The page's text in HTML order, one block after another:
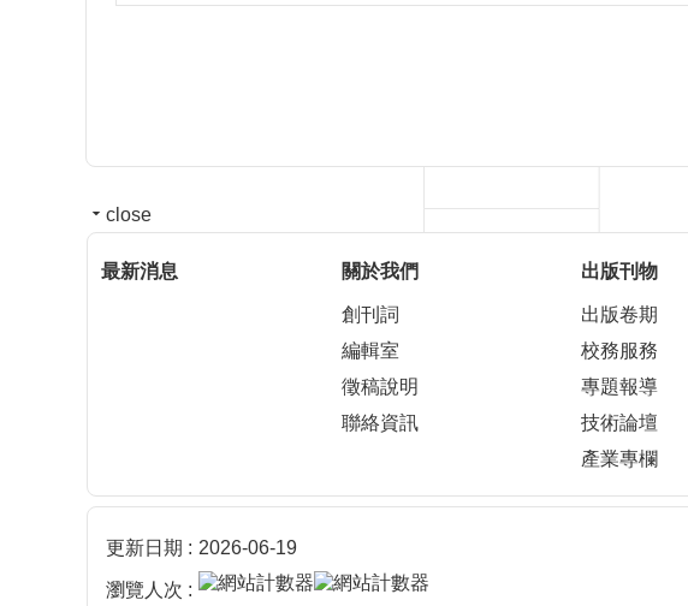
close
最新消息 關於我們
創刊詞
編輯室
徵稿說明
聯絡資訊
出版刊物
出版卷期
校務服務
專題報導
技術論壇
產業專欄
更新日期 2026-06-19
瀏覽人次